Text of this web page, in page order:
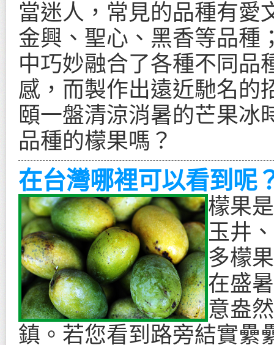
當迷人，常見的品種有愛
金興、聖心、黑香等品種
中巧妙融合了各種不同品
感，而製作出遠近馳名的
頤一盤清涼消暑的芒果冰
品種的檬果嗎？
在台灣哪裡可以看到呢
檬果
玉井
多檬
在盛
意盎
鎮。若您看到路旁結實纍